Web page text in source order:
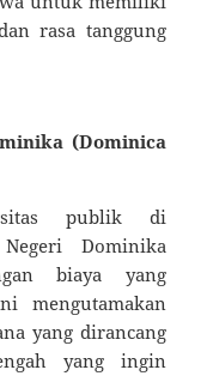
rasa tanggung
(Dominica
publik di
Dominika
biaya yang
mengutamakan
yang dirancang
yang ingin